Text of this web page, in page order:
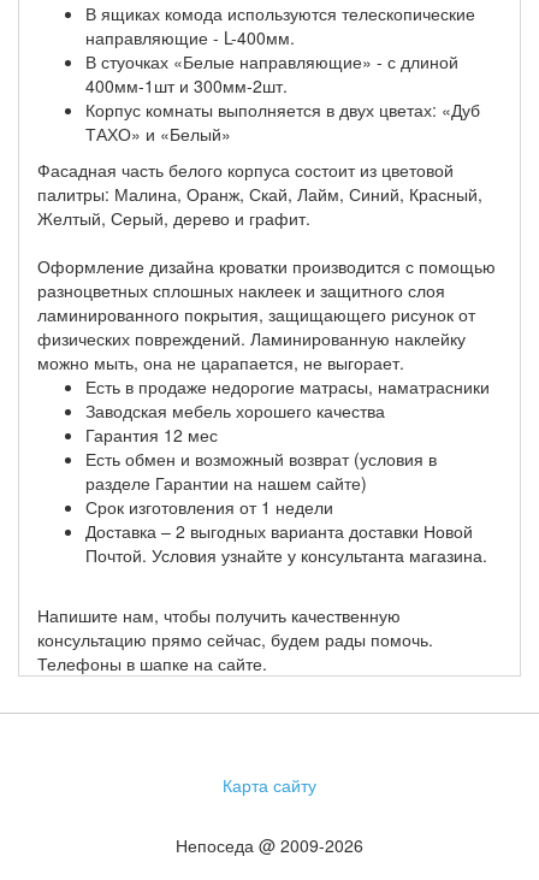
В ящиках комода используются телескопические
направляющие - L-400мм.
В стуочках «Белые направляющие» - с длиной
400мм-1шт и 300мм-2шт.
Корпус комнаты выполняется в двух цветах: «Дуб
ТАХО» и «Белый»
Фасадная часть белого корпуса состоит из цветовой
палитры: Малина, Оранж, Скай, Лайм, Синий, Красный,
Желтый, Серый, дерево и графит.
Оформление дизайна кроватки производится с помощью
разноцветных сплошных наклеек и защитного слоя
ламинированного покрытия, защищающего рисунок от
физических повреждений. Ламинированную наклейку
можно мыть, она не царапается, не выгорает.
Есть в продаже недорогие матрасы, наматрасники
Заводская мебель хорошего качества
Гарантия 12 мес
Есть обмен и возможный возврат (условия в
разделе Гарантии на нашем сайте)
Срок изготовления от 1 недели
Доставка – 2 выгодных варианта доставки Новой
Почтой. Условия узнайте у консультанта магазина.
Напишите нам, чтобы получить качественную
консультацию прямо сейчас, будем рады помочь.
Телефоны в шапке на сайте.
Карта сайту
Непоседа @ 2009-2026